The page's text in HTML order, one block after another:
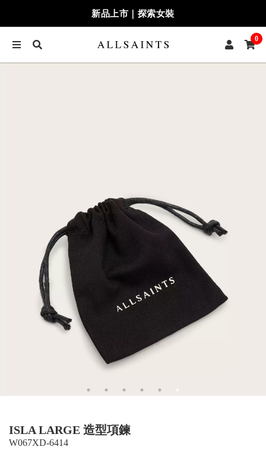
新品上市｜探索女裝
0
ISLA LARGE 造型項鍊
W067XD-6414